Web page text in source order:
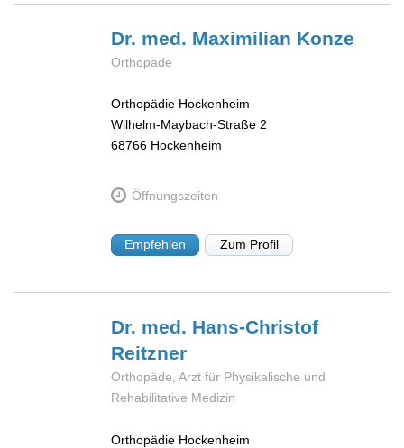
Dr. med. Maximilian Konze
Orthopäde
Orthopädie Hockenheim
Wilhelm-Maybach-Straße 2
68766 Hockenheim
Öffnungszeiten
Empfehlen Zum Profil
Dr. med. Hans-Christof
Reitzner
Orthopäde, Arzt für Physikalische und
Rehabilitative Medizin
Orthopädie Hockenheim